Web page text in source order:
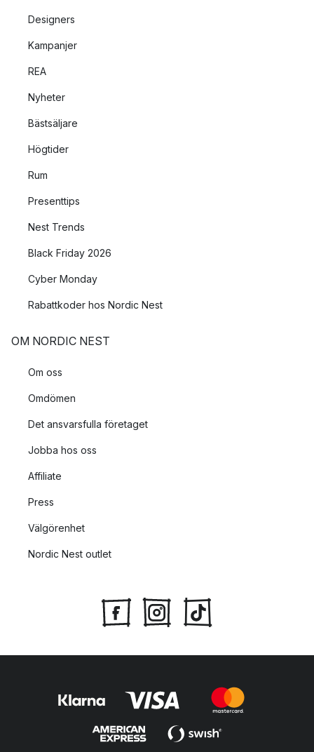
Designers
Kampanjer
REA
Nyheter
Bästsäljare
Högtider
Rum
Presenttips
Nest Trends
Black Friday 2026
Cyber Monday
Rabattkoder hos Nordic Nest
OM NORDIC NEST
Om oss
Omdömen
Det ansvarsfulla företaget
Jobba hos oss
Affiliate
Press
Välgörenhet
Nordic Nest outlet